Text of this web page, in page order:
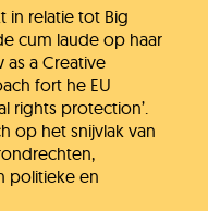
in relatie tot Big
cum laude op haar
as a Creative
fort he EU
rights protection’.
op het snijvlak van
politieke en